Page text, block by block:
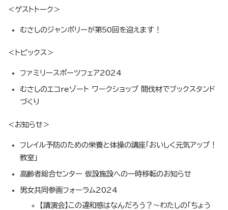
＜ゲストトーク＞
むさしのジャンボリーが第50回を迎えます！
＜トピックス＞
ファミリースポーツフェア2024
むさしのエコreゾート ワークショップ 間伐材でブックスタンド
づくり
＜お知らせ＞
フレイル予防のための栄養と体操の講座「おいしく元気アップ！
教室」
高齢者総合センター 仮設施設への一時移転のお知らせ
男女共同参画フォーラム2024
【講演会】この違和感はなんだろう？～わたしの「ちょう